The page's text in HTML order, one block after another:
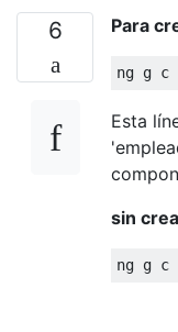
6 Para
Esta
sin